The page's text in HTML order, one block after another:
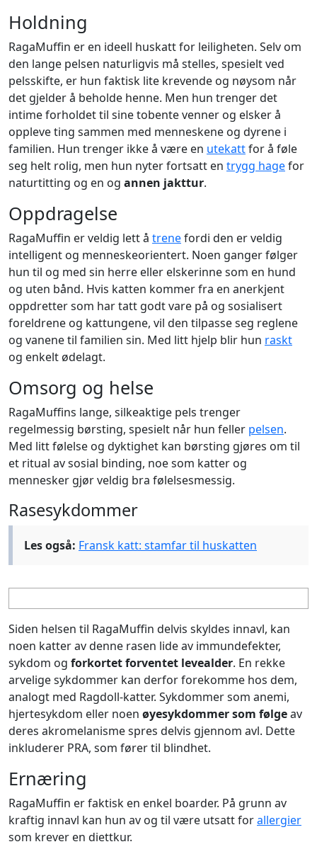
Holdning
RagaMuffin er en ideell huskatt for leiligheten. Selv om
den lange pelsen naturligvis må stelles, spesielt ved
pelsskifte, er hun faktisk lite krevende og nøysom når
det gjelder å beholde henne. Men hun trenger det
intime forholdet til sine tobente venner og elsker å
oppleve ting sammen med menneskene og dyrene i
familien. Hun trenger ikke å være en utekattfor å føle
seg helt rolig, men hun nyter fortsatt en trygg hagefor
naturtitting og en og annen jakttur.
Oppdragelse
RagaMuffin er veldig lett å trenefordi den er veldig
intelligent og menneskeorientert. Noen ganger følger
hun til og med sin herre eller elskerinne som en hund
og uten bånd. Hvis katten kommer fra en anerkjent
oppdretter som har tatt godt vare på og sosialisert
foreldrene og kattungene, vil den tilpasse seg reglene
og vanene til familien sin. Med litt hjelp blir hun raskt
og enkelt ødelagt.
Omsorg og helse
RagaMuffins lange, silkeaktige pels trenger
regelmessig børsting, spesielt når hun feller pelsen.
Med litt følelse og dyktighet kan børsting gjøres om til
et ritual av sosial binding, noe som katter og
mennesker gjør veldig bra følelsesmessig.
Rasesykdommer
Les også: Fransk katt: stamfar til huskatten
Siden helsen til RagaMuffin delvis skyldes innavl, kan
noen katter av denne rasen lide av immundefekter,
sykdom og forkortet forventet levealder. En rekke
arvelige sykdommer kan derfor forekomme hos dem,
analogt med Ragdoll-katter. Sykdommer som anemi,
hjertesykdom eller noen øyesykdommer som følgeav
deres akromelanisme spres delvis gjennom avl. Dette
inkluderer PRA, som fører til blindhet.
Ernæring
RagaMuffin er faktisk en enkel boarder. På grunn av
kraftig innavl kan hun av og til være utsatt forallergier
som krever en diettkur.